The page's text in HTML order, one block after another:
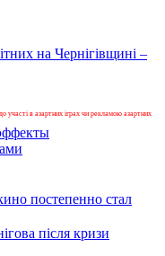
на Чернігівщині –
участі в азартних іграх чи рекламою азартних
постепенно стал
після кризи